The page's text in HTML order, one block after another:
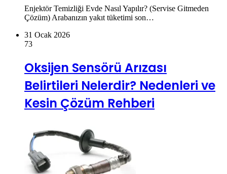
Enjektör Temizliği Evde Nasıl Yapılır? (Servise Gitmeden
Çözüm) Arabanızın yakıt tüketimi son…
31 Ocak 2026
73
Oksijen Sensörü Arızası
Belirtileri Nelerdir? Nedenleri ve
Kesin Çözüm Rehberi